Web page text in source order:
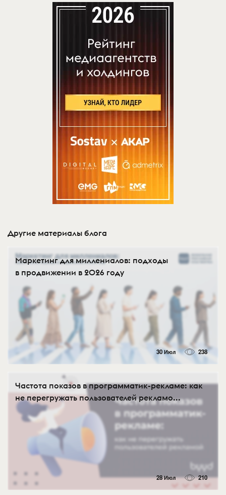
Другие материалы блога
Маркетинг для миллениалов: подходы
в продвижении в 2026 году
30 Июл 238
Частота показов в программатик-рекламе: как
не перегружать пользователей рекламо...
28 Июл 210